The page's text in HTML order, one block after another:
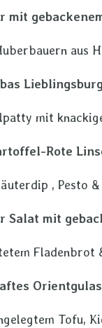
mit
aus
mit
Rote
, Pesto
Salat mit
Fladenbrot
Tofu,